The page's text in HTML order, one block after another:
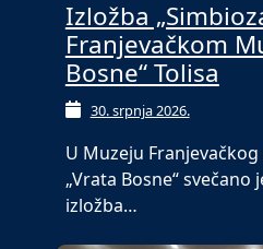
Izložba
Franjevačkom
Bosne“ Tolisa
30. srpnja 2026.
U Muzeju
„Vrata Bosne“ svečano
izložba…